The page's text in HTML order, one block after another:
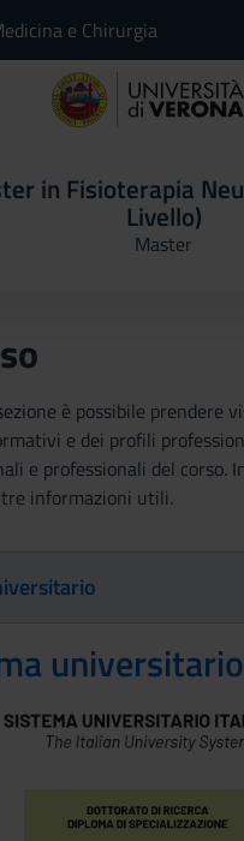
e Chirurgia
in Fisioterapia
Livello)
Master
è possibile prendere
e dei profili
e professionali del corso.
informazioni utili.